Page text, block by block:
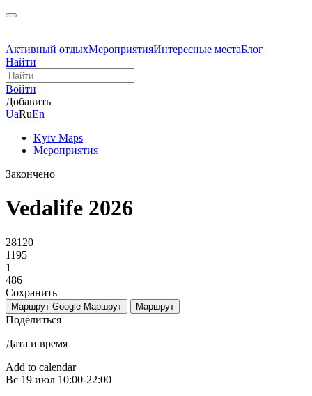
Активный отдыхМероприятияИнтересные местаБлог
Найти
Войти
Добавить
UaRuEn
Kyiv Maps
Мероприятия
Закончено
Vedalife 2026
28120
1195
1
486
Сохранить
Маршрут Google Маршрут Маршрут
Поделиться
Дата и время
Add to calendar
Вс 19 июл 10:00-22:00